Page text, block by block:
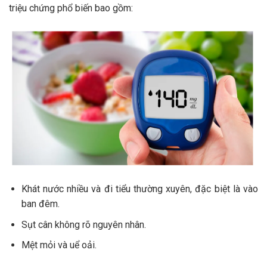
triệu chứng phổ biến bao gồm:
Khát nước nhiều và đi tiểu thường xuyên, đặc biệt là vào
ban đêm.
Sụt cân không rõ nguyên nhân.
Mệt mỏi và uể oải.